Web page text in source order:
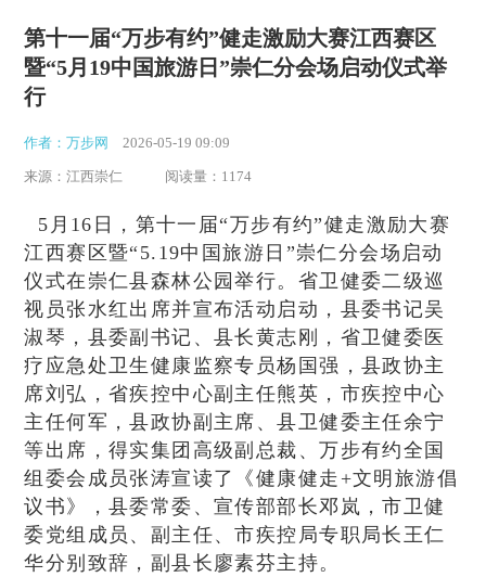
第十一届“万步有约”健走激励大赛江西赛区
暨“5月19中国旅游日”崇仁分会场启动仪式举
行
作者：万步网 2026-05-19 09:09
来源：江西崇仁 阅读量：1174
5月16日，第十一届“万步有约”健走激励大赛
江西赛区暨“5.19中国旅游日”崇仁分会场启动
仪式在崇仁县森林公园举行。省卫健委二级巡
视员张水红出席并宣布活动启动，县委书记吴
淑琴，县委副书记、县长黄志刚，省卫健委医
疗应急处卫生健康监察专员杨国强，县政协主
席刘弘，省疾控中心副主任熊英，市疾控中心
主任何军，县政协副主席、县卫健委主任余宁
等出席，得实集团高级副总裁、万步有约全国
组委会成员张涛宣读了《健康健走+文明旅游倡
议书》，县委常委、宣传部部长邓岚，市卫健
委党组成员、副主任、市疾控局专职局长王仁
华分别致辞，副县长廖素芬主持。